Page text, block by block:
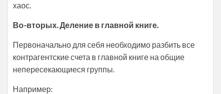
хаос.
Во-вторых. Деление в главной книге.
Первоначально для себя необходимо разбить все
контрагентские счета в главной книге на общие
непересекающиеся группы.
Например: